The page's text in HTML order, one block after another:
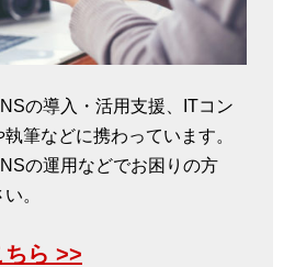
の導入・活用支援、ITコン
筆などに携わっています。
の運用などでお困りの方
。
ちら >>